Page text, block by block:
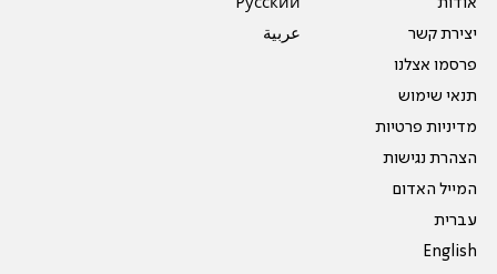
אודות
יצירת קשר
פרסמו אצלנו
תנאי שימוש
מדיניות פרטיות
הצהרת נגישות
המייל האדום
עברית
English
Pусский
عربية